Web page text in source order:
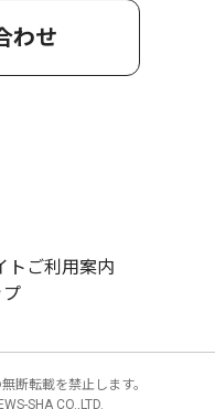
わせ
トご利用案内
断転載を禁止します。
SHA CO.,LTD.